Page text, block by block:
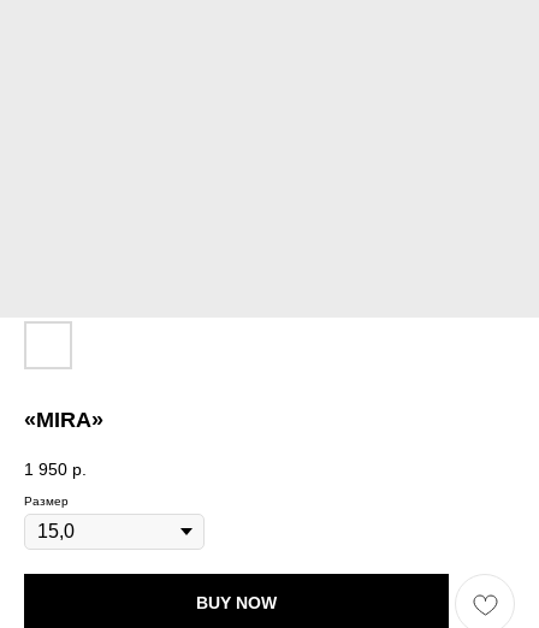
«MIRA»
1 950 р.
Размер
BUY NOW